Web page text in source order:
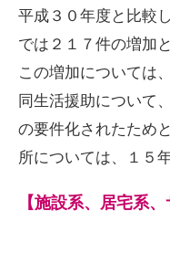
平成３０年度と比較
では２１７件の増加
この増加については
同生活援助について
の要件化されたため
所については、１５
【施設系、居宅系